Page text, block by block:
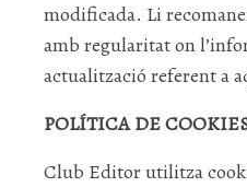
modificada. Li
amb regularitat on
actualització referent a
POLÍTICA DE
Club Editor utilitza